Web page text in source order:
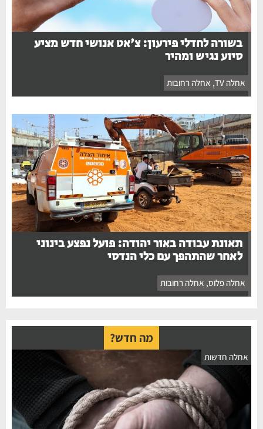
בשורה לחדלי פירעון: צ'אט אנושי חדש מציע
סיוע נגיש ומהיר
אחלה TV , אחלה רחובות
תאונת עבודה באור יהודה: פועל נפצע בינוני
לאחר שהתהפך עם כלי הנדסי
אחלה פלוס, אחלה רחובות
מה חדש?
אחלה חדשות